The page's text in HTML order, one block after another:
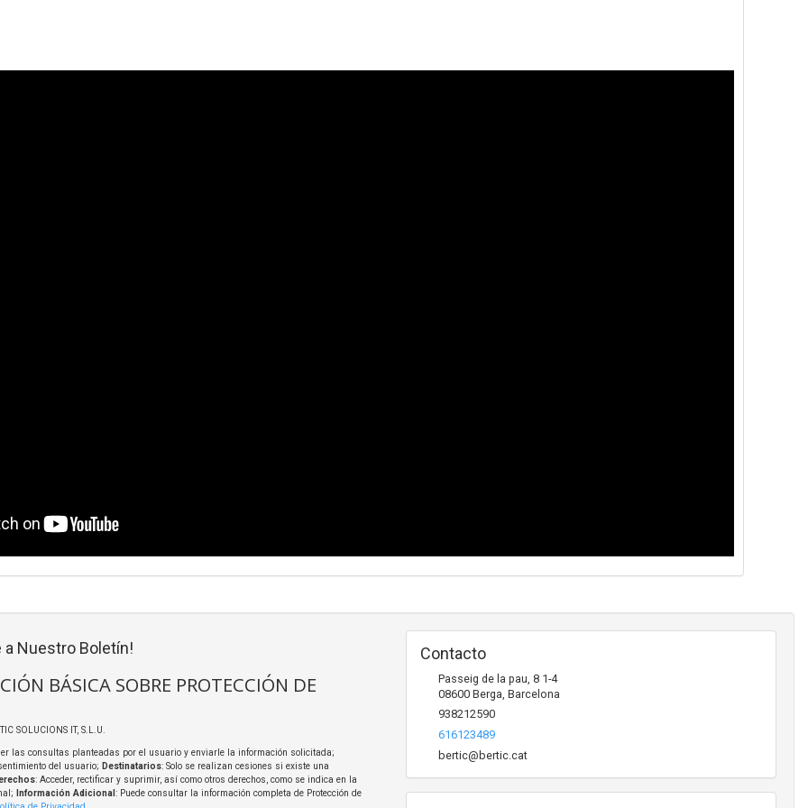
a Nuestro Boletín!
BÁSICA SOBRE PROTECCIÓN DE
SOLUCIONS IT, S.L.U.
las consultas planteadas por el usuario y enviarle la información solicitada;
del usuario; Destinatarios: Solo se realizan cesiones si existe una
: Acceder, rectificar y suprimir, así como otros derechos, como se indica en la
Información Adicional : Puede consultar la información completa de Protección de
Contacto
Passeig de la pau, 8 1-4
08600 Berga Barcelona
938212590
616123489
bertic@bertic.cat